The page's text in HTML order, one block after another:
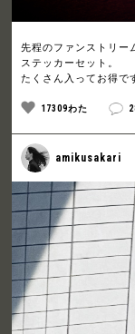
先程のファンストリー
ステッカーセット。
たくさん入ってお得で
17309わた
amikusakari